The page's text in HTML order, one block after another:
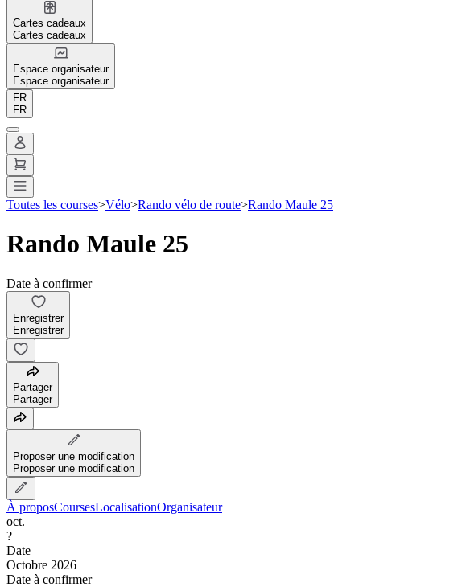
Cartes cadeaux
Cartes cadeaux
Espace organisateur
Espace organisateur
FR
FR
Toutes les courses>Vélo>Rando vélo de route>Rando Maule 25
Rando Maule 25
Date à confirmer
Enregistrer
Enregistrer
Partager
Partager
Proposer une modification
Proposer une modification
À proposCoursesLocalisationOrganisateur
oct.
?
Date
Octobre 2026
Date à confirmer